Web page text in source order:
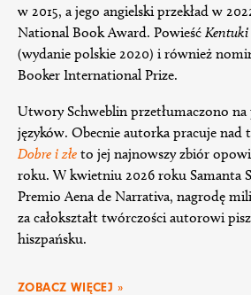
w 2015, a jego angielski przekład w
National Book Award. Powieść Kentuki
(wydanie polskie 2020) i również
Booker International Prize.
Utwory Schweblin przetłumaczono na
języków. Obecnie autorka pracuje nad
Dobre i złe to jej najnowszy zbiór
roku. W kwietniu 2026 roku Samanta
Premio Aena de Narrativa, nagrodę
za całokształt twórczości autorowi
hiszpańsku.
ZOBACZ WIĘCEJ »